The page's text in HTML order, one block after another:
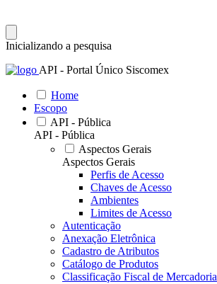
Inicializando a pesquisa
API - Portal Único Siscomex
Home
Escopo
API - Pública
API - Pública
Aspectos Gerais
Aspectos Gerais
Perfis de Acesso
Chaves de Acesso
Ambientes
Limites de Acesso
Autenticação
Anexação Eletrônica
Cadastro de Atributos
Catálogo de Produtos
Classificação Fiscal de Mercadoria